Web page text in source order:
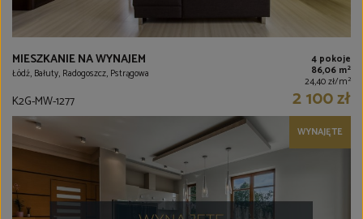
MIESZKANIE NA WYNAJEM
Łódź, Bałuty, Radogoszcz, Pstrągowa
4 pokoje
86,06 m2
24,40 zł/m2
K2G-MW-1277 2 100 zł
WYNAJĘTE